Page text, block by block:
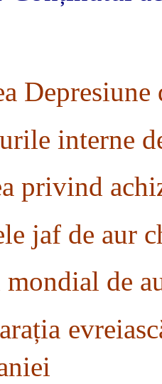
interne
privind
jaf de aur
mondial de